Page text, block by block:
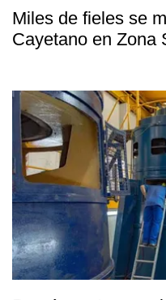
Miles de fieles se
Cayetano en Zona